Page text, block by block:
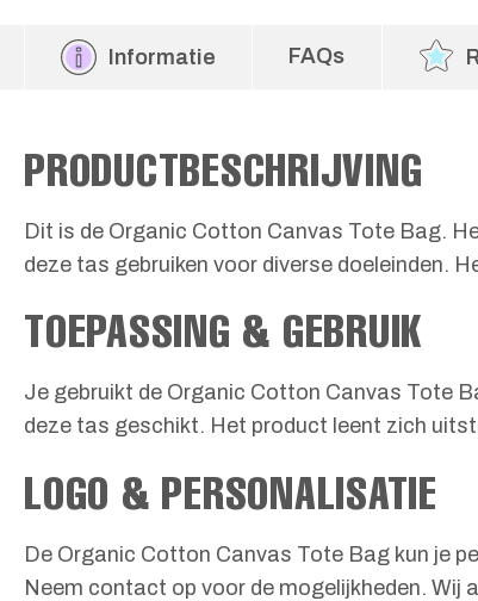
Informatie FAQs
PRODUCTBESCHRIJVING
Dit is de Organic Cotton Canvas Tote Bag.
deze tas gebruiken voor diverse doeleinden.
TOEPASSING & GEBRUIK
Je gebruikt de Organic Cotton Canvas Tote
deze tas geschikt. Het product leent zich
LOGO & PERSONALISATIE
De Organic Cotton Canvas Tote Bag kun je
Neem contact op voor de mogelijkheden. Wij